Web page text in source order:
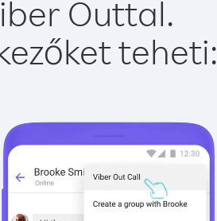
Outtal.
teheti: